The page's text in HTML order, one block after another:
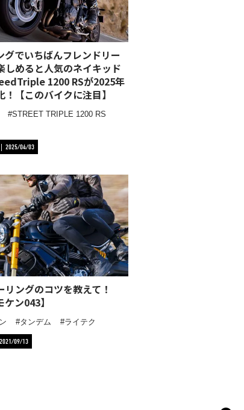
グでいちばんフレンドリー
しめると人気のネイキッド
1200 RSが2025年
！【このバイクに注目】
STREET TRIPLE 1200 RS
2025/04/03
リングのコツを教えて！
ケン043】
タンデム ライテク
2021/09/13